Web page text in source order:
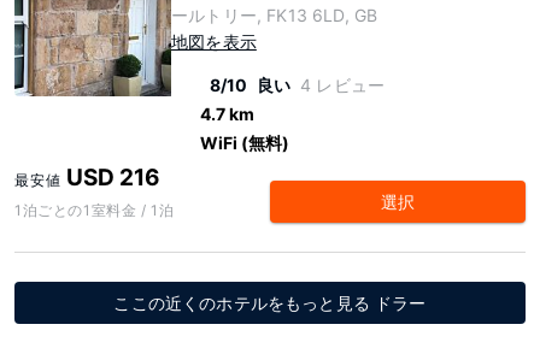
ールトリー, FK13 6LD, GB
地図を表示
8/10 良い 4 レビュー
4.7 km
WiFi (無料)
最安値 USD 216
1泊ごとの1室料金 / 1泊 選択
ここの近くのホテルをもっと見る ドラー